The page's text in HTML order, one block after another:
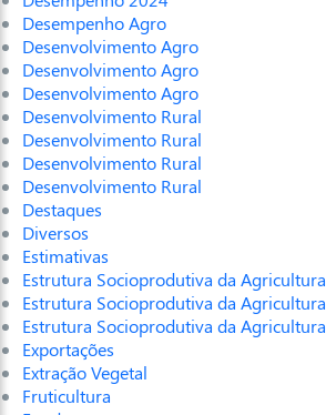
Desempenho Agro
Desenvolvimento Agro
Desenvolvimento Agro
Desenvolvimento Agro
Desenvolvimento Rural
Desenvolvimento Rural
Desenvolvimento Rural
Desenvolvimento Rural
Destaques
Diversos
Estimativas
Estrutura Socioprodutiva da Agricultura
Estrutura Socioprodutiva da Agricultura
Estrutura Socioprodutiva da Agricultura
Exportações
Extração Vegetal
Fruticultura